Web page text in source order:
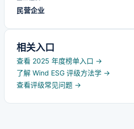
民营企业
相关入口
查看 2025 年度榜单入口 →
了解 Wind ESG 评级方法学 →
查看评级常见问题 →